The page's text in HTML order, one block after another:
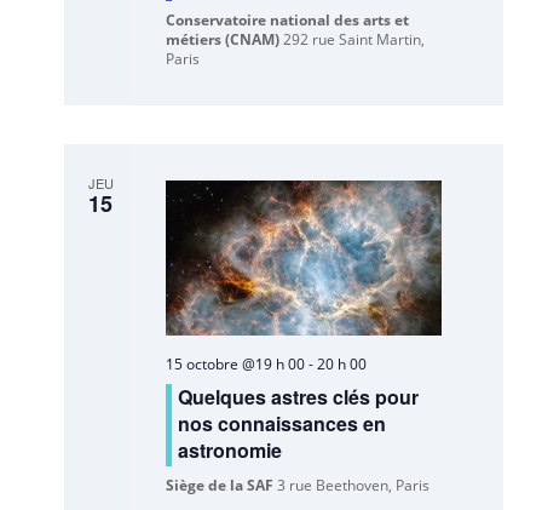
Conservatoire national des arts et
métiers (CNAM)292 rue Saint Martin,
Paris
JEU
15
15 octobre @19 h 00-20 h 00
Quelques astres clés pour
nos connaissances en
astronomie
Siège de la SAF3 rue Beethoven, Paris